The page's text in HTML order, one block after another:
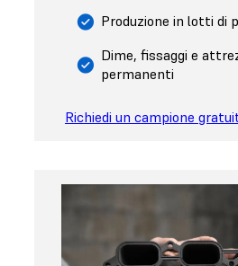
Produzione in lotti di
Dime, fissaggi e
permanenti
Richiedi un campione